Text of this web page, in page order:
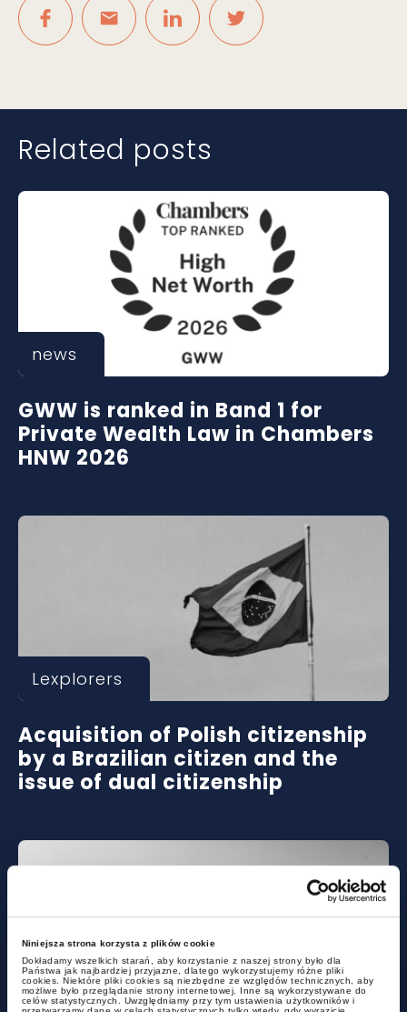
Niniejsza strona korzysta z plików cookie
Dokładamy wszelkich starań, aby korzystanie z naszej strony było dla
Państwa jak najbardziej przyjazne, dlatego wykorzystujemy różne pliki
cookies. Niektóre pliki cookies są niezbędne ze względów technicznych, aby
możliwe było przeglądanie strony internetowej. Inne są wykorzystywane do
celów statystycznych. Uwzględniamy przy tym ustawienia użytkowników i
Related posts
news
GWW is ranked in Band 1 for
Private Wealth Law in Chambers
HNW 2026
Lexplorers
Acquisition of Polish citizenship
by a Brazilian citizen and the
issue of dual citizenship